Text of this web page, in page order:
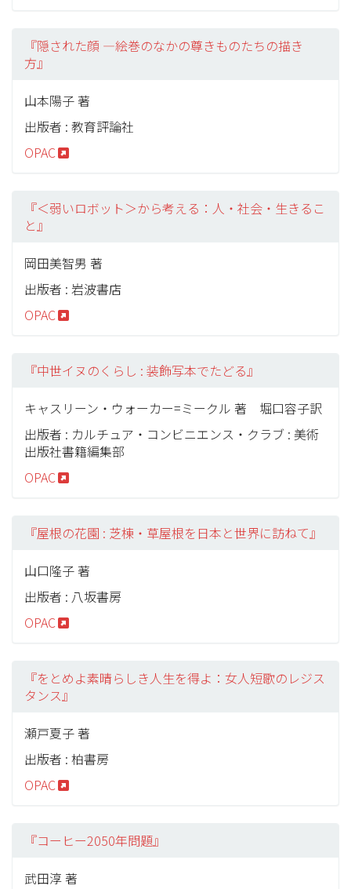
『隠された顔 ―絵巻のなかの尊きものたちの描き
方』
山本陽子 著
出版者 : 教育評論社
OPAC
『＜弱いロボット＞から考える：人・社会・生きるこ
と』
岡田美智男 著
出版者 : 岩波書店
OPAC
『中世イヌのくらし : 装飾写本でたどる』
キャスリーン・ウォーカー=ミークル 著 堀口容子訳
出版者 : カルチュア・コンビニエンス・クラブ : 美術
出版社書籍編集部
OPAC
『屋根の花園 : 芝棟・草屋根を日本と世界に訪ねて』
山口隆子 著
出版者 : 八坂書房
OPAC
『をとめよ素晴らしき人生を得よ：女人短歌のレジス
タンス』
瀬戸夏子 著
出版者 : 柏書房
OPAC
『コーヒー2050年問題』
武田淳 著